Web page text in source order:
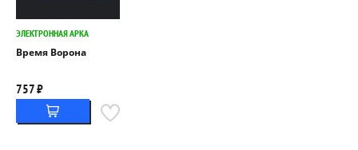
ЭЛЕКТРОННАЯ АРКА
Время Ворона
757 ₽